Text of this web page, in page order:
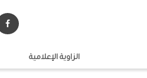
الزاوية الإعلامية